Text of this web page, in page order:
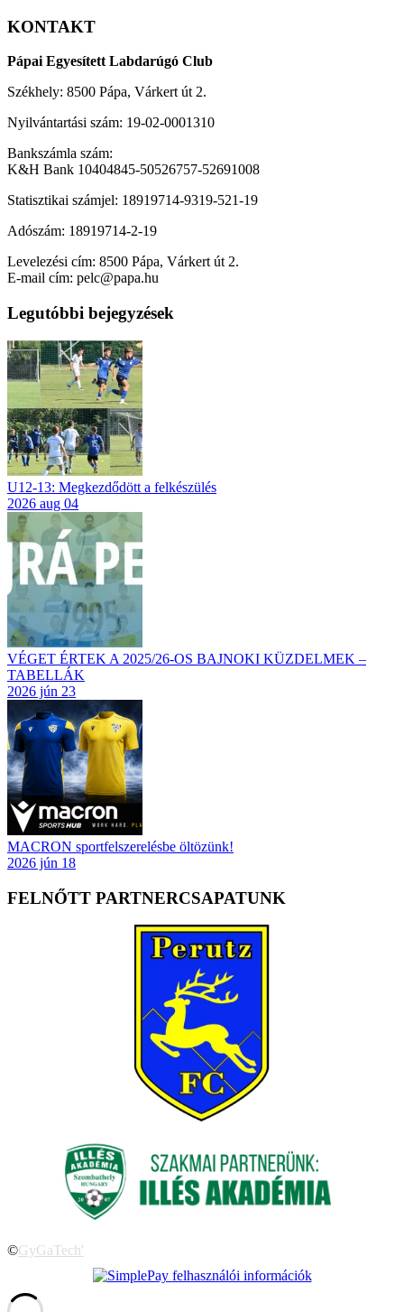
KONTAKT
Pápai Egyesített Labdarúgó Club
Székhely: 8500 Pápa, Várkert út 2.
Nyilvántartási szám: 19-02-0001310
Bankszámla szám:
K&H Bank 10404845-50526757-52691008
Statisztikai számjel: 18919714-9319-521-19
Adószám: 18919714-2-19
Levelezési cím: 8500 Pápa, Várkert út 2.
E-mail cím: pelc@papa.hu
Legutóbbi bejegyzések
U12-13: Megkezdődött a felkészülés
2026 aug 04
VÉGET ÉRTEK A 2025/26-OS BAJNOKI KÜZDELMEK –
TABELLÁK
2026 jún 23
MACRON sportfelszerelésbe öltözünk!
2026 jún 18
FELNŐTT PARTNERCSAPATUNK
©GyGaTech'